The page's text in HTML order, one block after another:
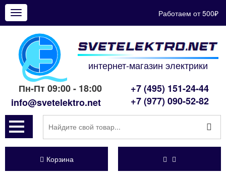
Показать
меню
Работаем от 500₽
интернет-магазин электрики
Пн-Пт 09:00 - 18:00
info@svetelektro.net
+7 (495) 151-24-44
+7 (977) 090-52-82
Корзина